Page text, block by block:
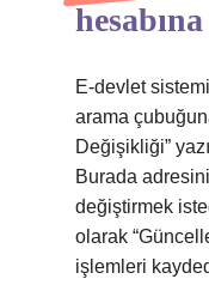
E-devlet
arama
Değişikliği”
Burada
değiştirmek
olarak
işlemleri